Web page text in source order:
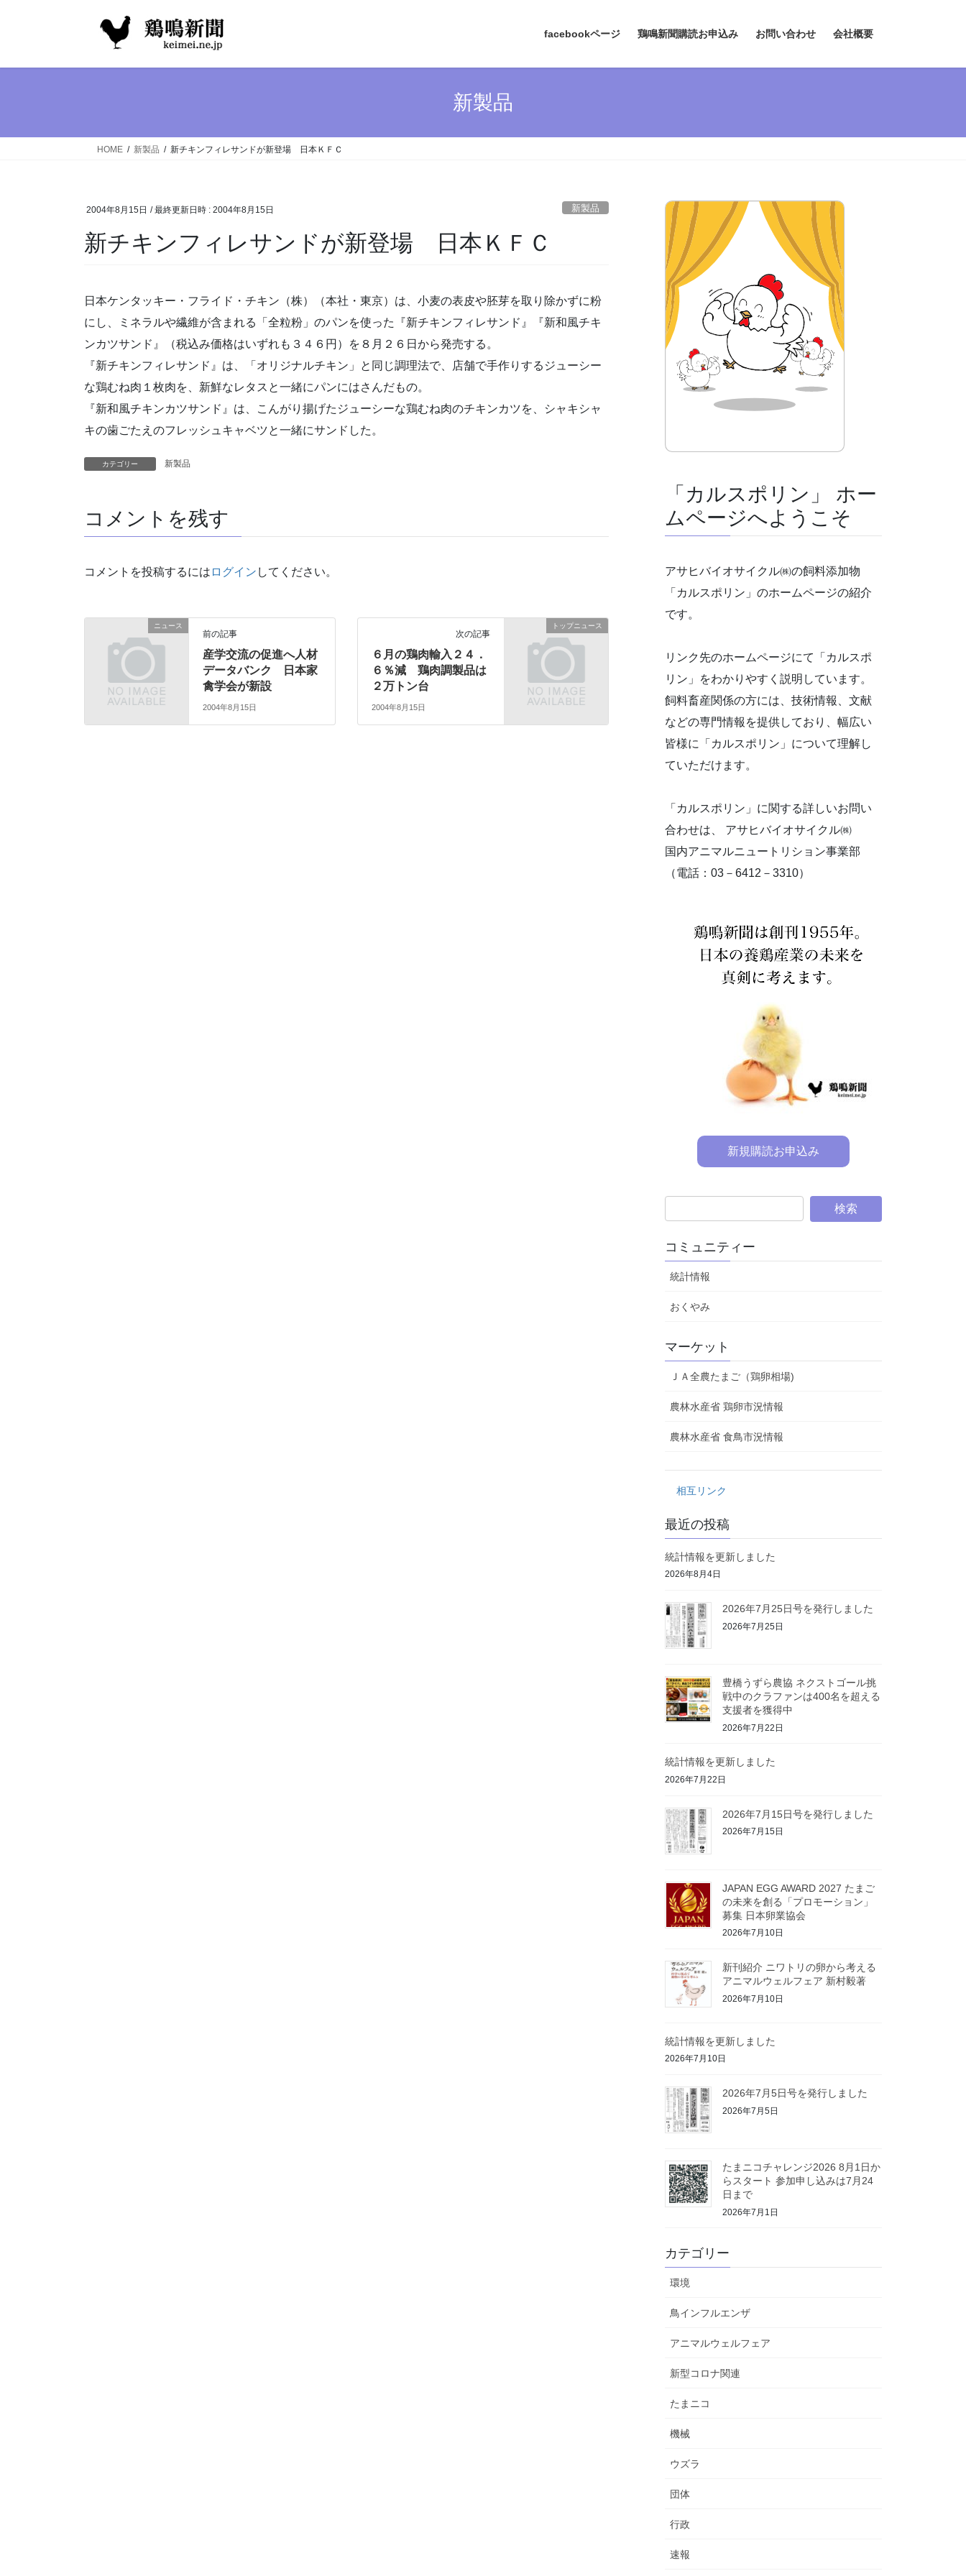
facebookページ 鶏鳴新聞購読お申込み お問い合わせ 会社概要
新製品
HOME 新製品 新チキンフィレサンドが新登場 日本ＫＦＣ
2004年8月15日 / 最終更新日時 : 2004年8月15日 新製品
新チキンフィレサンドが新登場 日本ＫＦＣ
日本ケンタッキー・フライド・チキン（株）（本社・東京）は、小麦の表皮や胚芽を取り除かずに粉
にし、ミネラルや繊維が含まれる「全粒粉」のパンを使った『新チキンフィレサンド』『新和風チキ
ンカツサンド』（税込み価格はいずれも３４６円）を８月２６日から発売する。
『新チキンフィレサンド』は、「オリジナルチキン」と同じ調理法で、店舗で手作りするジューシー
な鶏むね肉１枚肉を、新鮮なレタスと一緒にパンにはさんだもの。
『新和風チキンカツサンド』は、こんがり揚げたジューシーな鶏むね肉のチキンカツを、シャキシャ
キの歯ごたえのフレッシュキャベツと一緒にサンドした。
カテゴリー 新製品
コメントを残す
コメントを投稿するには ログイン してください。
ニュース
前の記事
産学交流の促進へ人材
データバンク 日本家
禽学会が新設
2004年8月15日
トップニュース
次の記事
６月の鶏肉輸入２４．
６％減 鶏肉調製品は
２万トン台
2004年8月15日
「カルスポリン」 ホー
ムページへようこそ
アサヒバイオサイクル㈱の飼料添加物
「カルスポリン」のホームページの紹介
です。
リンク先のホームページにて「カルスポ
リン」をわかりやすく説明しています。
飼料畜産関係の方には、技術情報、文献
などの専門情報を提供しており、幅広い
皆様に「カルスポリン」について理解し
ていただけます。
「カルスポリン」に関する詳しいお問い
合わせは、 アサヒバイオサイクル㈱
国内アニマルニュートリション事業部
（電話：03－6412－3310）
新規購読お申込み
コミュニティー
統計情報
おくやみ
マーケット
ＪＡ全農たまご（鶏卵相場)
農林水産省 鶏卵市況情報
農林水産省 食鳥市況情報
相互リンク
最近の投稿
統計情報を更新しました
2026年8月4日
2026年7月25日号を発行しました
2026年7月25日
豊橋うずら農協 ネクストゴール挑
戦中のクラファンは400名を超える
支援者を獲得中
2026年7月22日
統計情報を更新しました
2026年7月22日
2026年7月15日号を発行しました
2026年7月15日
JAPAN EGG AWARD 2027 たまご
の未来を創る「プロモーション」
募集 日本卵業協会
2026年7月10日
新刊紹介 ニワトリの卵から考える
アニマルウェルフェア 新村毅著
2026年7月10日
統計情報を更新しました
2026年7月10日
2026年7月5日号を発行しました
2026年7月5日
たまニコチャレンジ2026 8月1日か
らスタート 参加申し込みは7月24
日まで
2026年7月1日
カテゴリー
環境
鳥インフルエンザ
アニマルウェルフェア
新型コロナ関連
たまニコ
機械
ウズラ
団体
行政
速報